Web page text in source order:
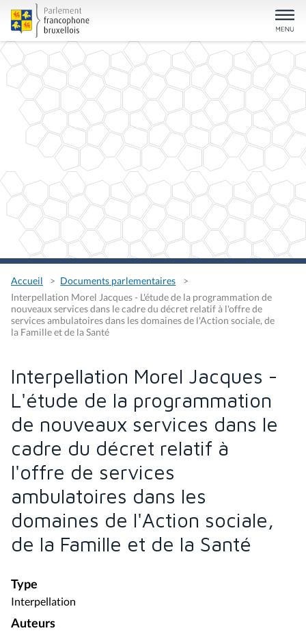
Accueil
Documents parlementaires
Interpellation Morel Jacques - L'étude de la programmation de
nouveaux services dans le cadre du décret relatif à l'offre de
services ambulatoires dans les domaines de l'Action sociale, de
la Famille et de la Santé
Interpellation Morel Jacques -
L'étude de la programmation
de nouveaux services dans le
cadre du décret relatif à
l'offre de services
ambulatoires dans les
domaines de l'Action sociale,
de la Famille et de la Santé
Type
Interpellation
Auteurs